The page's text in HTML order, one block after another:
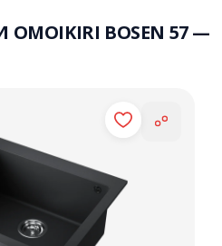
BOSEN 57 —